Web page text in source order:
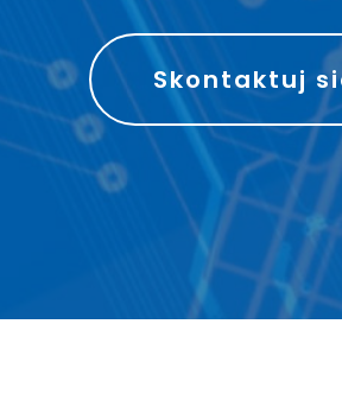
Skontaktuj